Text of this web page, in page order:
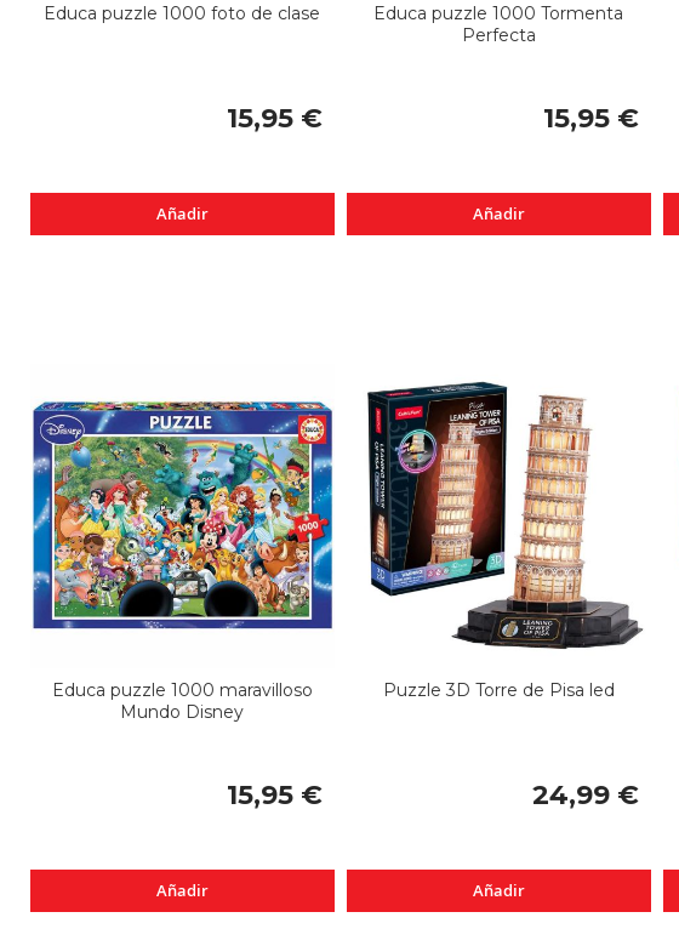
Educa puzzle 1000 foto de clase
15,95 €
Añadir
Educa puzzle 1000 Tormenta
Perfecta
15,95 €
Añadir
Educa puzzle 1000 maravilloso
Mundo Disney
15,95 €
Añadir
Puzzle 3D Torre de Pisa led
24,99 €
Añadir